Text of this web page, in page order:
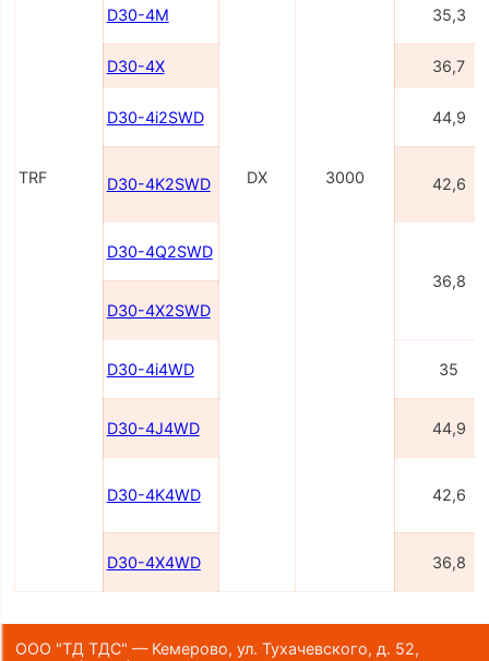
TRF DX 3000
D30-4M 35,3
D30-4X 36,7
D30-4i2SWD 44,9
D30-4K2SWD 42,6
D30-4Q2SWD
36,8
D30-4X2SWD
D30-4i4WD 35
D30-4J4WD 44,9
D30-4K4WD 42,6
D30-4X4WD 36,8
ООО "ТД ТДС" — Кемерово, ул. Тухачевского, д. 52,